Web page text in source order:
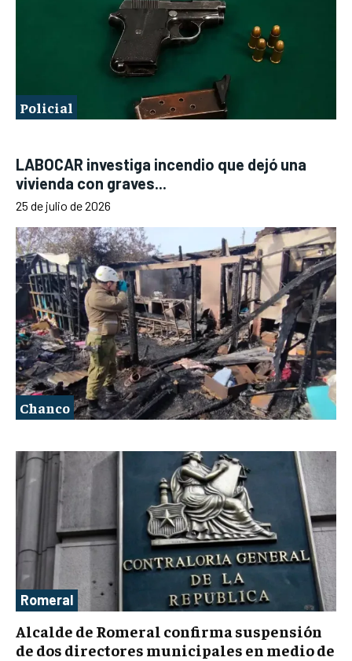
Policial
LABOCAR investiga incendio que dejó una
vivienda con graves...
25 de julio de 2026
Chanco
Romeral
Alcalde de Romeral confirma suspensión
de dos directores municipales en medio de